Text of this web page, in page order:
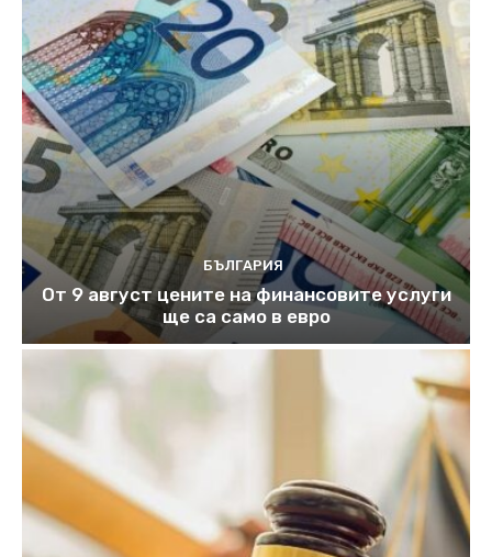
БЪЛГАРИЯ
От 9 август цените на финансовите услуги
ще са само в евро